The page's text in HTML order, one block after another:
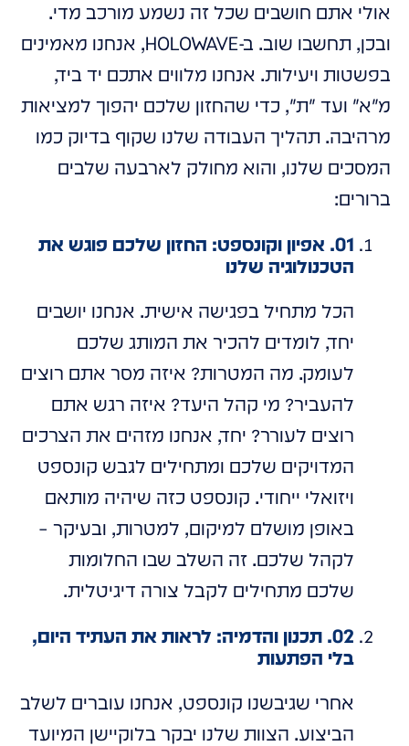
אולי אתם חושבים שכל זה נשמע מורכב מדי.
ובכן, תחשבו שוב. ב-HOLOWAVE, אנחנו מאמינים
בפשטות ויעילות. אנחנו מלווים אתכם יד ביד,
מ"א" ועד "ת", כדי שהחזון שלכם יהפוך למציאות
מרהיבה. תהליך העבודה שלנו שקוף בדיוק כמו
המסכים שלנו, והוא מחולק לארבעה שלבים
ברורים:
01. אפיון וקונספט: החזון שלכם פוגש את
הטכנולוגיה שלנו
הכל מתחיל בפגישה אישית. אנחנו יושבים
יחד, לומדים להכיר את המותג שלכם
לעומק. מה המטרות? איזה מסר אתם רוצים
להעביר? מי קהל היעד? איזה רגש אתם
רוצים לעורר? יחד, אנחנו מזהים את הצרכים
המדויקים שלכם ומתחילים לגבש קונספט
ויזואלי ייחודי. קונספט כזה שיהיה מותאם
באופן מושלם למיקום, למטרות, ובעיקר –
לקהל שלכם. זה השלב שבו החלומות
שלכם מתחילים לקבל צורה דיגיטלית.
02. תכנון והדמיה: לראות את העתיד היום,
בלי הפתעות
אחרי שגיבשנו קונספט, אנחנו עוברים לשלב
הביצוע. הצוות שלנו יבקר בלוקיישן המיועד